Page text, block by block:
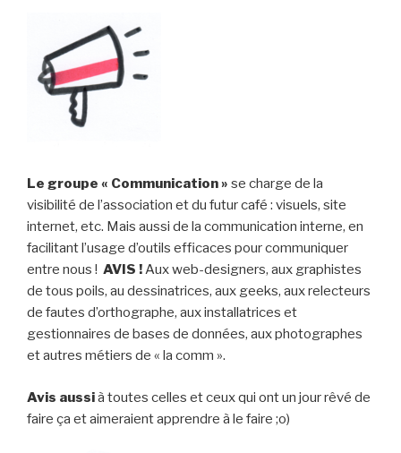
Le groupe « Communication » se charge de la
visibilité de l’association et du futur café : visuels, site
internet, etc. Mais aussi de la communication interne, en
facilitant l’usage d’outils efficaces pour communiquer
entre nous ! AVIS !Aux web-designers, aux graphistes
de tous poils, au dessinatrices, aux geeks, aux relecteurs
de fautes d’orthographe, aux installatrices et
gestionnaires de bases de données, aux photographes
et autres métiers de « la comm ».
Avis aussià toutes celles et ceux qui ont un jour rêvé de
faire ça et aimeraient apprendre à le faire ;o)